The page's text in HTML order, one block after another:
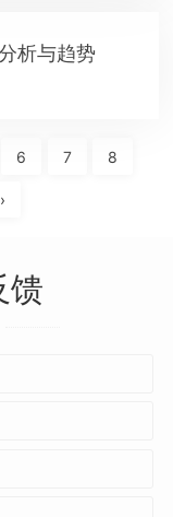
析与趋势
6 7 8
馈